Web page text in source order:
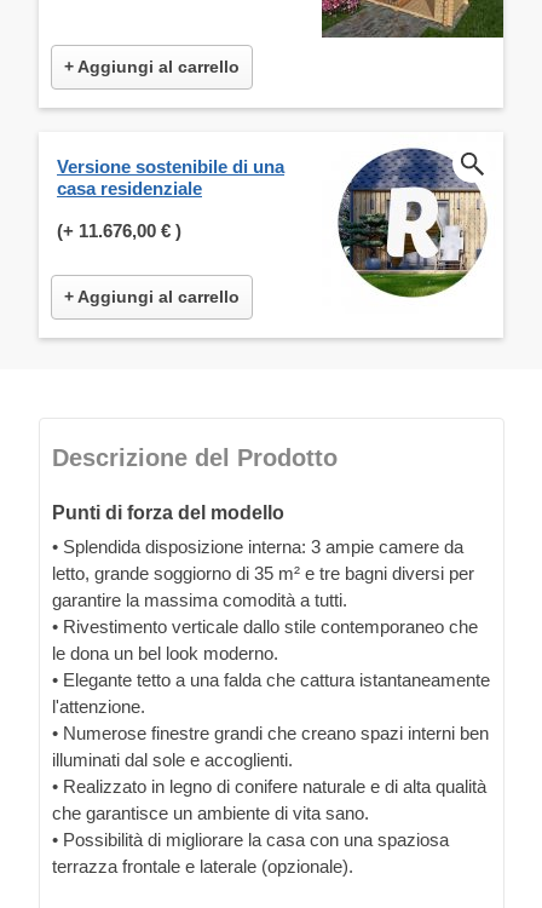
+ Aggiungi al carrello
Versione sostenibile di una
casa residenziale
(+ 11.676,00 € )
+ Aggiungi al carrello
Descrizione del Prodotto
Punti di forza del modello
• Splendida disposizione interna: 3 ampie camere da
letto, grande soggiorno di 35 m² e tre bagni diversi per
garantire la massima comodità a tutti.
• Rivestimento verticale dallo stile contemporaneo che
le dona un bel look moderno.
• Elegante tetto a una falda che cattura istantaneamente
l'attenzione.
• Numerose finestre grandi che creano spazi interni ben
illuminati dal sole e accoglienti.
• Realizzato in legno di conifere naturale e di alta qualità
che garantisce un ambiente di vita sano.
• Possibilità di migliorare la casa con una spaziosa
terrazza frontale e laterale (opzionale).